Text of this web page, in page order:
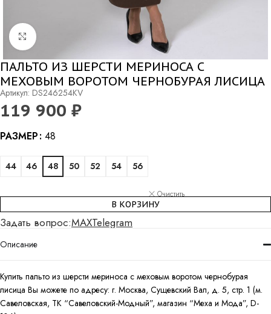
Нажмите, чтобы увеличить
ПАЛЬТО ИЗ ШЕРСТИ МЕРИНОСА С
МЕХОВЫМ ВОРОТОМ ЧЕРНОБУРАЯ ЛИСИЦА
Артикул: DS246254KV
119 900 ₽
РАЗМЕР 48
44 46 48 50 52 54 56
Очистить
В КОРЗИНУ
Alternative:
Задать вопрос:MAXTelegram
Описание
Купить пальто из шерсти мериноса с меховым воротом чернобурая
лисица Вы можете по адресу: г. Москва, Сущевский Вал, д. 5, стр. 1 (м.
Савеловская, ТК “Савеловский-Модный”, магазин “Меха и Мода”, D-